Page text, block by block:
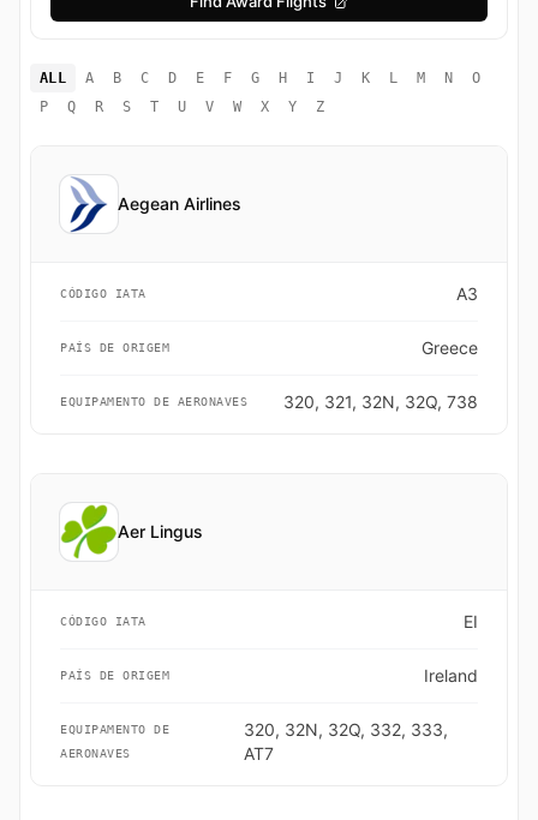
ALL A B C D E F G H I J K L M N
O
P
Q R S T U V W X Y Z
Aegean Airlines
CÓDIGO IATA A3
PAÍS DE ORIGEM Greece
EQUIPAMENTO DE AERONAVES 320, 321, 32N, 32Q, 738
Aer Lingus
CÓDIGO IATA EI
PAÍS DE ORIGEM Ireland
EQUIPAMENTO DE
AERONAVES
320, 32N, 32Q, 332, 333,
AT7